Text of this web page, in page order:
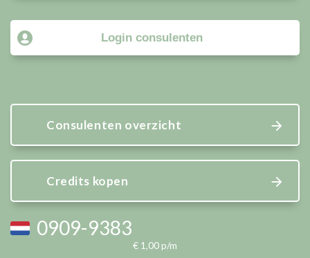
Login consulenten
Consulenten overzicht
Credits kopen
0909-9383
€ 1,00 p/m